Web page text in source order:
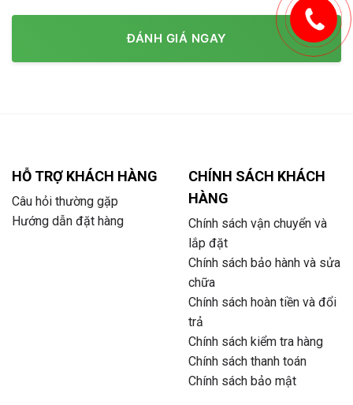
ĐÁNH GIÁ NGAY
HỖ TRỢ KHÁCH HÀNG
Câu hỏi thường gặp
Hướng dẫn đặt hàng
CHÍNH SÁCH KHÁCH
HÀNG
Chính sách vận chuyển và
lắp đặt
Chính sách bảo hành và sửa
chữa
Chính sách hoàn tiền và đổi
trả
Chính sách kiểm tra hàng
Chính sách thanh toán
Chính sách bảo mật